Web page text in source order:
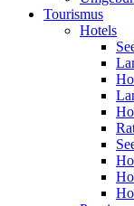
Tourismus
Hotels